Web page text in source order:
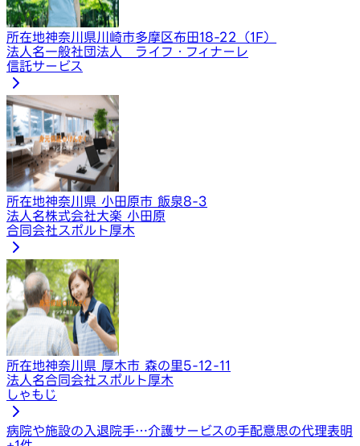
所在地神奈川県川崎市多摩区布田18-22（1F）
法人名一般社団法人 ライフ・フィナーレ
信託サービス
所在地神奈川県 小田原市 飯泉8-3
法人名株式会社大楽 小田原
合同会社スポルト厚木
所在地神奈川県 厚木市 森の里5-12-11
法人名合同会社スポルト厚木
しゃもじ
病院や施設の入退院手…介護サービスの手配意思の代理表明